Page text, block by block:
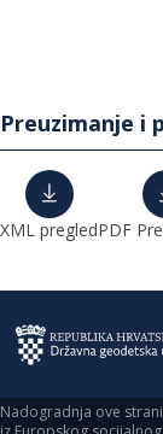
Preuzimanje i
XML pregledPDF
Nadogradnja ove